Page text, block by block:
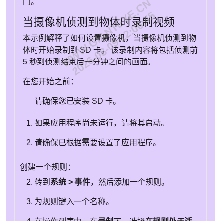
门 。
当摄像机侦测到物体时录制视频
本示例解释了如何设置摄像机，当摄像机侦测到物
体时开始录制到 SD 卡。 该录制内容将包括侦测前
5 秒到侦测结束后一分钟之间的画面。
在您开始之前：
请确保您已安装 SD 卡。
如果应用程序尚未运行，请将其启动。
请确保已根据需要设置了应用程序。
创建一个规则：
转到 系统 > 事件，然后添加一个规则。
为规则键入一个名称。
WWW.GIANTEYE.CN
2026-08-09 12:06:45